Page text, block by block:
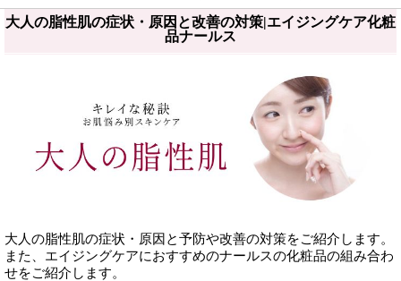
大人の脂性肌の症状・原因と改善の対策|エイジングケア化粧
品ナールス
大人の脂性肌の症状・原因と予防や改善の対策をご紹介します。
また、エイジングケアにおすすめのナールスの化粧品の組み合わ
せをご紹介します。